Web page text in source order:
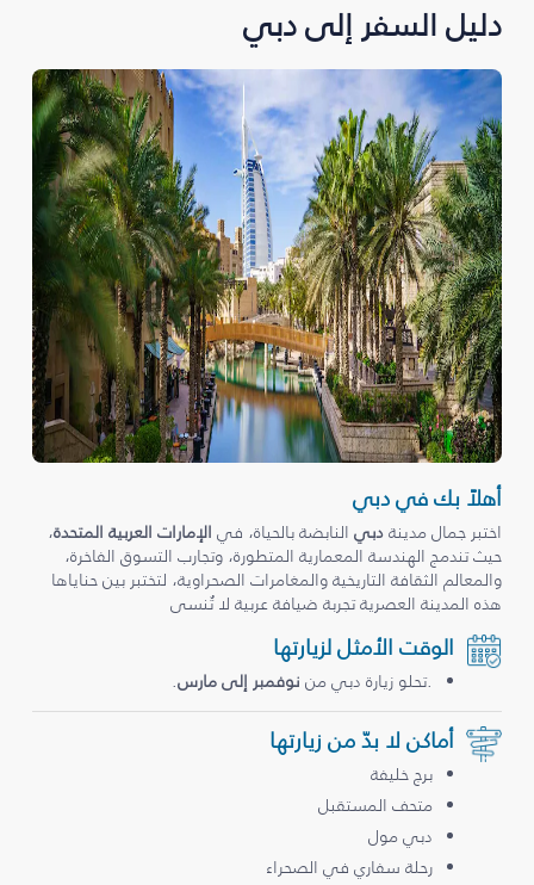
دليل السفر إلى دبي
أهلاً بك في دبي
اختبر جمال مدينةدبيالنابضة بالحياة، في الإمارات العربية المتحدة،
حيث تندمج الهندسة المعمارية المتطورة، وتجارب التسوق الفاخرة،
والمعالم الثقافة التاريخية والمغامرات الصحراوية، لتختبر بين حناياها
هذه المدينة العصرية تجربة ضيافة عربية لا تُنسى
الوقت الأمثل لزيارتها
.تحلو زيارة دبي من نوفمبر إلى مارس.
أماكن لا بدّ من زيارتها
برج خليفة
متحف المستقبل
دبي مول
رحلة سفاري في الصحراء